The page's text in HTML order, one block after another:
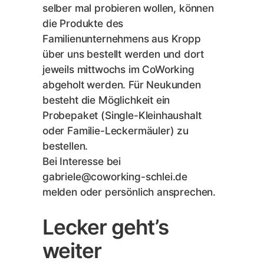
selber mal probieren wollen, können
die Produkte des
Familienunternehmens aus Kropp
über uns bestellt werden und dort
jeweils mittwochs im CoWorking
abgeholt werden. Für Neukunden
besteht die Möglichkeit ein
Probepaket (Single-Kleinhaushalt
oder Familie-Leckermäuler) zu
bestellen.
Bei Interesse bei
gabriele@coworking-schlei.de
melden oder persönlich ansprechen.
Lecker geht’s
weiter